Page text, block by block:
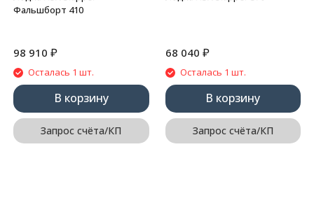
Фальшборт 410
98 910 ₽
Осталась 1 шт.
В корзину
Запрос счёта/КП
68 040 ₽
Осталась 1 шт.
В корзину
Запрос счёта/КП